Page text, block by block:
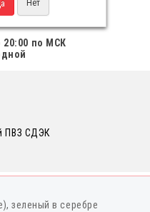
НАМ
20:00 по МСК
ПВЗ СДЭК
зеленый в серебре